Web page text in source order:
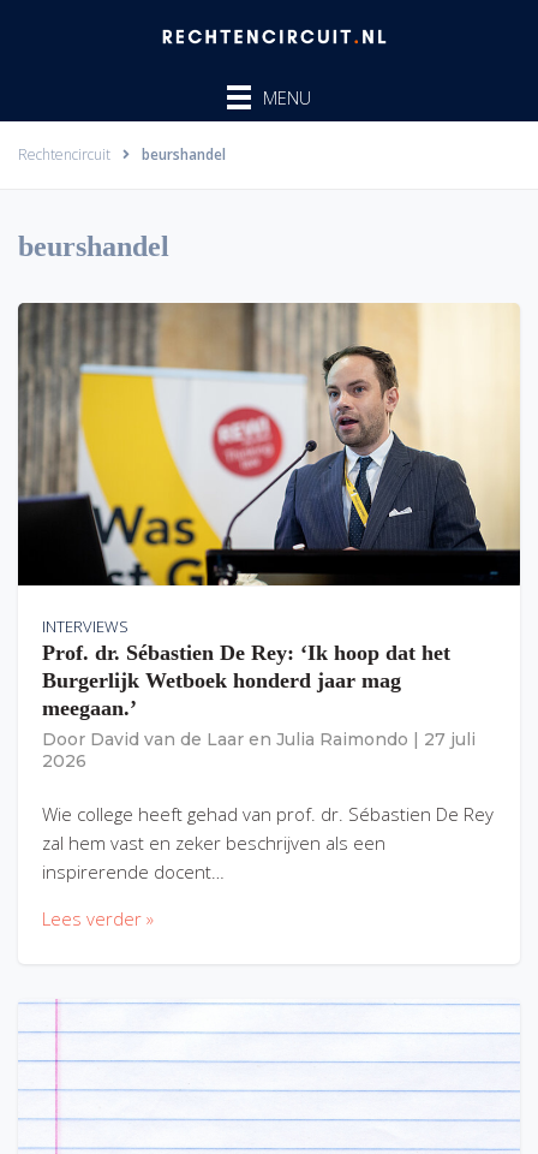
MENU
Rechtencircuit beurshandel
beurshandel
INTERVIEWS
Prof. dr. Sébastien De Rey: ‘Ik hoop dat het
Burgerlijk Wetboek honderd jaar mag
meegaan.’
Door David van de Laar en Julia Raimondo
27 juli
2026
Wie college heeft gehad van prof. dr. Sébastien De Rey
zal hem vast en zeker beschrijven als een
inspirerende docent…
Lees verder »